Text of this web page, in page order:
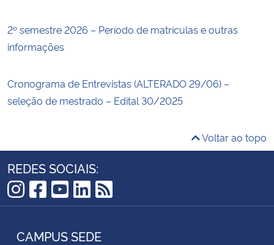
2º semestre 2026 – Período de matrículas e outras
informações
Cronograma de Entrevistas (ALTERADO 29/06) –
seleção de mestrado – Edital 30/2025
Voltar ao topo
REDES SOCIAIS:
Instagram
Facebook
YouTube
LinkedIn
RSS
CAMPUS SEDE